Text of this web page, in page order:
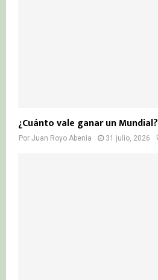
¿Cuánto vale ganar un Mundial?
Por Juan Royo Abenia 31 julio, 2026